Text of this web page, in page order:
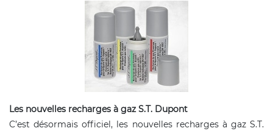
Les nouvelles recharges à gaz S.T. Dupont
C’est désormais officiel, les nouvelles recharges à gaz S.T.